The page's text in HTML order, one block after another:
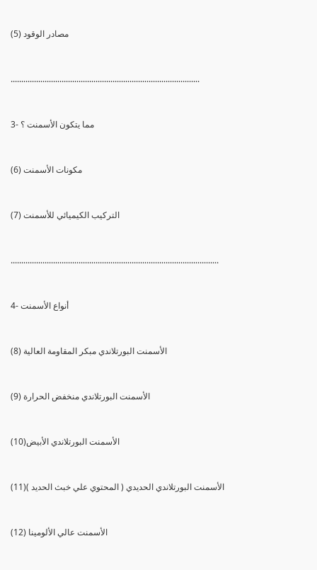
(5) مصادر الوقود
.........................................................................................
3- مما يتكون الأسمنت ؟
(6) مكونات الأسمنت
(7) التركيب الكيميائي للأسمنت
..................................................................................................
4- أنواع الأسمنت
(8) الأسمنت البورتلاندي مبكر المقاومة العالية
(9) الأسمنت البورتلاندي منخفض الحرارة
(10)الأسمنت البورتلاندي الأبيض
(11)الأسمنت البورتلاندي الحديدي ( المحتوي علي خبث الحديد )
(12) الأسمنت عالي الألومينا